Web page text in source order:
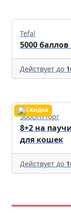
Tefal
5000
Действует до
ЗооОптТорг
8+2 на
для кошек
Действует до